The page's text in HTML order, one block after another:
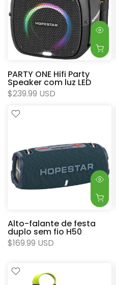
PARTY ONE Hifi Party
Speaker com luz LED
$239.99 USD
Alto-falante de festa
duplo sem fio H50
$169.99 USD